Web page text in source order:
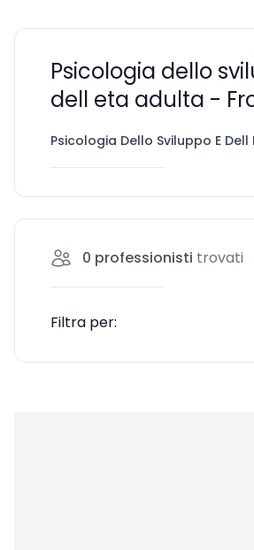
Psicologia dello
dell eta adulta -
Psicologia Dello Sviluppo E
0 professionisti trovati
Filtra per: